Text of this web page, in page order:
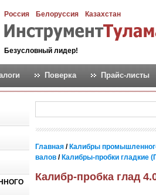
Россия Белоруссия Казахстан
Безусловный лидер!
Поверка Прайс-листы
Главная / Калибры
валов / Калибры-пробки гладкие
Калибр-пробка глад